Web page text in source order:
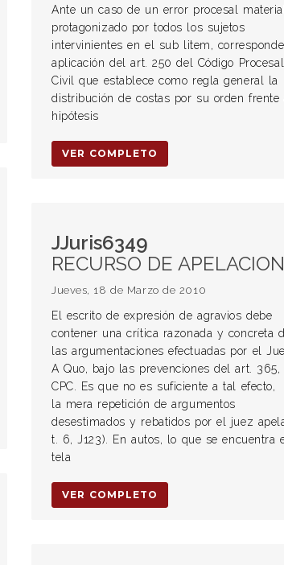
Ante un caso de un error procesal material
protagonizado por todos los sujetos
intervinientes en el sub litem,
aplicación del art. 250 del Código Procesal
Civil que establece como regla general la
distribución de costas por su orden frente
hipótesis
VER COMPLETO
JJuris6349
RECURSO DE APELACION. Expresión de agravios. Requisitos que debe
Jueves, 18 de Marzo de 2010
El escrito de expresión de agravios debe
contener una crítica razonada y concreta
las argumentaciones efectuadas por el
A Quo, bajo las prevenciones del art. 365,
CPC. Es que no es suficiente a tal efecto,
la mera repetición de argumentos
desestimados y rebatidos por el juez
t. 6, J123). En autos, lo que se encuentra
tela
VER COMPLETO